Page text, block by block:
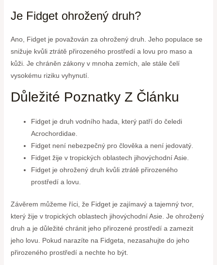
Je Fidget ohrožený druh?
Ano, Fidget je považován za ohrožený druh. Jeho populace se
snižuje kvůli ztrátě přirozeného prostředí a lovu pro maso a
kůži. Je chráněn zákony v mnoha zemích, ale stále čelí
vysokému riziku vyhynutí.
Důležité Poznatky Z Článku
Fidget je druh vodního hada, který patří do čeledi
Acrochordidae.
Fidget není nebezpečný pro člověka a není jedovatý.
Fidget žije v tropických oblastech jihovýchodní Asie.
Fidget je ohrožený druh kvůli ztrátě přirozeného
prostředí a lovu.
Závěrem můžeme říci, že Fidget je zajímavý a tajemný tvor,
který žije v tropických oblastech jihovýchodní Asie. Je ohrožený
druh a je důležité chránit jeho přirozené prostředí a zamezit
jeho lovu. Pokud narazíte na Fidgeta, nezasahujte do jeho
přirozeného prostředí a nechte ho být.